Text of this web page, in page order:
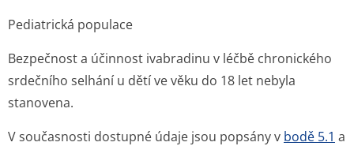
Pediatrická populace
Bezpečnost a účinnost ivabradinu v léčbě chronického
srdečního selhání u dětí ve věku do 18 let nebyla
stanovena.
V současnosti dostupné údaje jsou popsány v bodě 5.1 a